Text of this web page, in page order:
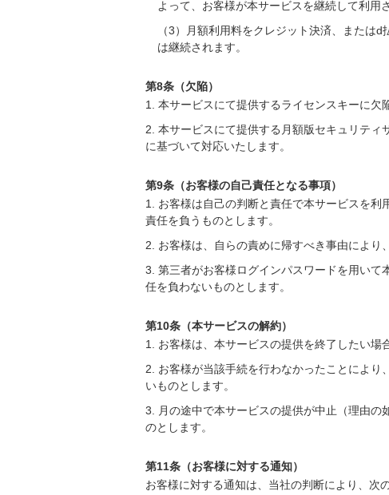
よって、お客様が本サービスを継続して利用
（3）月額利用料をクレジット決済、または
は継続されます。
第8条（欠陥）
1. 本サービスにて提供するライセンスキーに欠
2. 本サービスにて提供する月額版セキュリテ
に基づいて対応いたします。
第9条（お客様の自己責任となる事項）
1. お客様は自己の判断と責任で本サービスを
責任を負うものとします。
2. お客様は、自らの責めに帰すべき事由により
3. 第三者がお客様ログインパスワードを用い
任を負わないものとします。
第10条（本サービスの解約）
1. お客様は、本サービスの提供を終了したい場
2. お客様が当該手続を行わなかったことによ
いものとします。
3. 月の途中で本サービスの提供が中止（理由の
のとします。
第11条（お客様に対する通知）
お客様に対する通知は、当社の判断により、次